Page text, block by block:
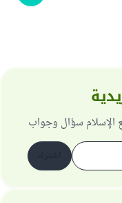
الإسلام سؤال وجواب